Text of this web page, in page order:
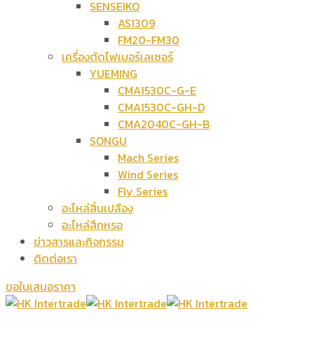
SENSEIKO
AS1309
FM20-FM30
เครื่องตัดไฟเบอร์เลเซอร์
YUEMING
CMA1530C-G-E
CMA1530C-GH-D
CMA2040C-GH-B
SONGU
Mach Series
Wind Series
Fly Series
อะไหล่สิ้นเปลือง
อะไหล่สึกหรอ
ข่าวสารและกิจกรรม
ติดต่อเรา
ขอใบเสนอราคา